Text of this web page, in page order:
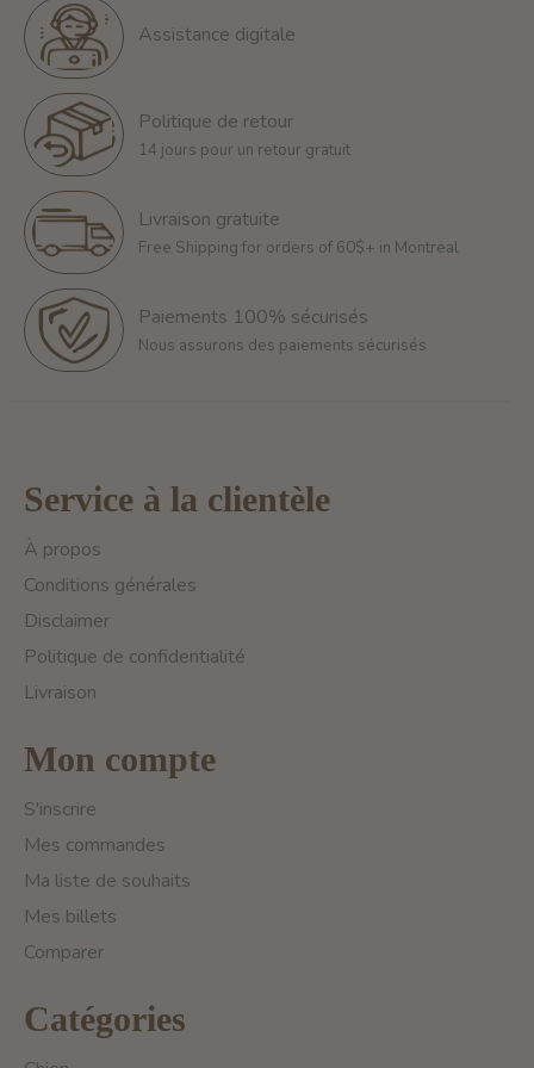
Assistance digitale
Politique de retour
14 jours pour un retour gratuit
Livraison gratuite
Free Shipping for orders of 60$+ in Montreal
Paiements 100% sécurisés
Nous assurons des paiements sécurisés
Service à la clientèle
À propos
Conditions générales
Disclaimer
Politique de confidentialité
Livraison
Mon compte
S'inscrire
Mes commandes
Ma liste de souhaits
Mes billets
Comparer
Catégories